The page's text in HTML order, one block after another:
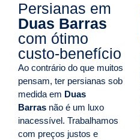
Persianas em
Duas Barras
com ótimo
custo-benefício
Ao contrário do que muitos
pensam, ter persianas sob
medida em Duas
Barras não é um luxo
inacessível. Trabalhamos
com preços justos e